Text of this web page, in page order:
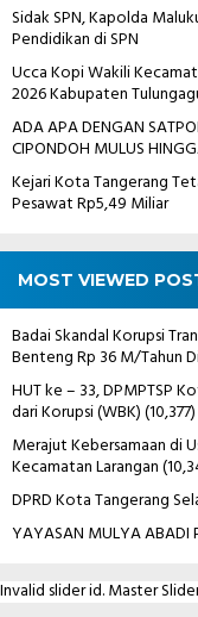
Sidak SPN, Kapolda
Pendidikan di SPN
Ucca Kopi Wakili
2026 Kabupaten
ADA APA DENGAN
CIPONDOH MULUS
Kejari Kota Tangerang
Pesawat Rp5,49 Miliar
MOST VIEWED
Badai Skandal Korupsi
Benteng Rp 36 M/Tahun
HUT ke – 33, DPMPTSP
dari Korupsi (WBK)(10,377)
Merajut Kebersamaan di
Kecamatan Larangan
DPRD Kota Tangerang
YAYASAN MULYA ABADI
Invalid slider id. Master